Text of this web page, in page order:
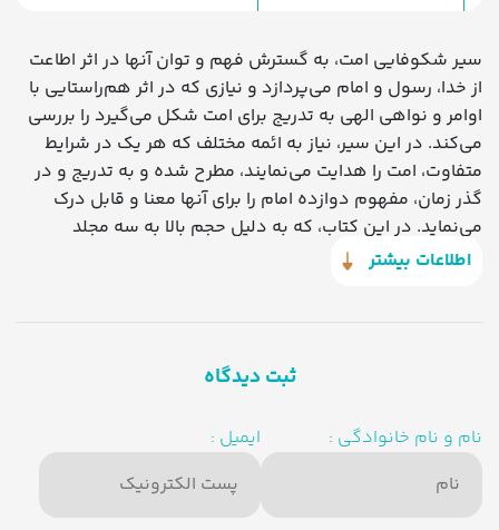
سیر شکوفایی امت، به گسترش فهم و توان آنها در اثر اطاعت
از خدا، رسول و امام می‌پردازد و نیازی که در اثر هم‌راستایی با
اوامر و نواهی الهی به تدریج برای امت شکل می‌گیرد را بررسی
می‌کند. در این سیر، نیاز به ائمه مختلف که هر یک در شرایط
متفاوت، امت را هدایت می‌نمایند، مطرح شده و به تدریج و در
گذر زمان، مفهوم دوازده امام را برای آنها معنا و قابل درک
می‌نماید. در این کتاب، که به دلیل حجم بالا به سه مجلد
تفکیک شده، به راز دوازده امامی بودن که با راز اوقات شب و
اطلاعات بیشتر
ثبت دیدگاه
نام و نام خانوادگی : ایمیل :